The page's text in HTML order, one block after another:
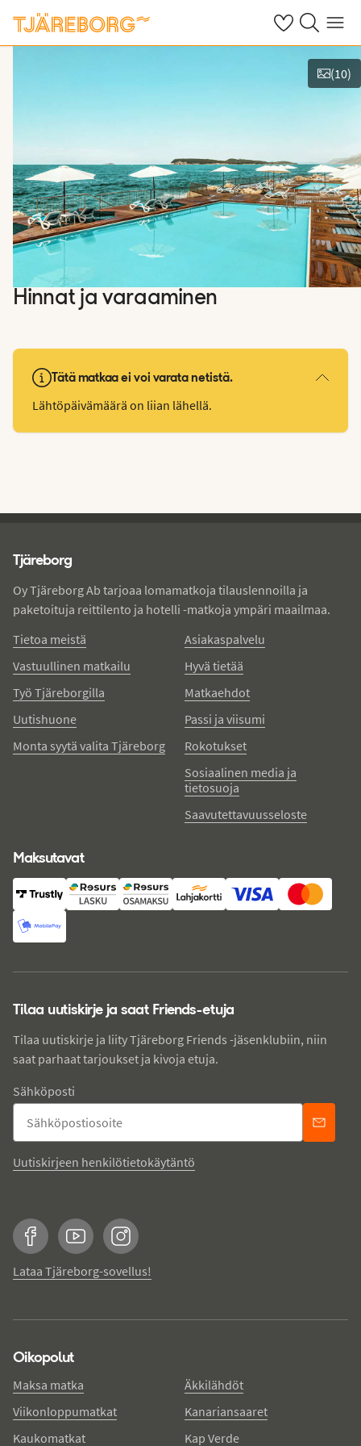
OmatHaku Valikko
Näytä kuvia
(10)
Hinnat ja varaaminen
Tätä matkaa ei voi varata netistä.
Lähtöpäivämäärä on liian lähellä.
Tjäreborg
Oy Tjäreborg Ab tarjoaa lomamatkoja tilauslennoilla ja
paketoituja reittilento ja hotelli -matkoja ympäri maailmaa.
Tietoa meistä
Vastuullinen matkailu
Työ Tjäreborgilla
Uutishuone
Monta syytä valita Tjäreborg
Asiakaspalvelu
Hyvä tietää
Matkaehdot
Passi ja viisumi
Rokotukset
Sosiaalinen media ja
tietosuoja
Saavutettavuusseloste
Maksutavat
Tilaa uutiskirje ja saat Friends-etuja
Tilaa uutiskirje ja liity Tjäreborg Friends -jäsenklubiin, niin
saat parhaat tarjoukset ja kivoja etuja.
Sähköposti
Uutiskirjeen henkilötietokäytäntö
FacebookYouTubeInstagram
Lataa Tjäreborg-sovellus!
Oikopolut
Maksa matka
Viikonloppumatkat
Kaukomatkat
Äkkilähdöt
Kanariansaaret
Kap Verde